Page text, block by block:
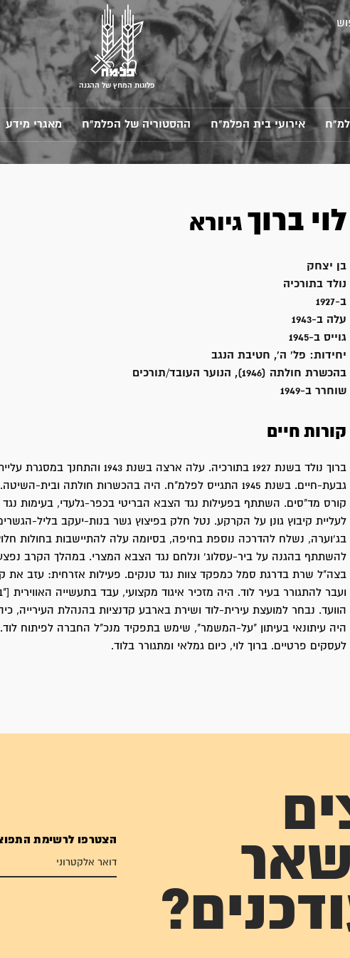
פלוגות המחץ של ההגנה
אירועי בית הפלמ"ח ההסטוריה של הפלמ"ח מאגרי מידע
לוי ברוך גיורא
בן יצחק
נולד בתורכיה
ב-1927
עלה ב-1943
גוייס ב-1945
יחידות: פל' ה', חטיבת הנגב
בהכשרת חולתה (1946), הנוער העובד/תורכים
שוחרר ב-1949
קורות חיים
ברוך נולד בשנת 1927 בתורכיה. עלה ארצה בשנת
גבעת-חיים. בשנת 1945 התגייס לפלמ"ח. היה בהכשרות חולתה
קורס מד"סים. השתתף בפעילות נגד הצבא הבריטי בכפר-גלעדי, בעימות
לעליית קיבוץ גונן על הקרקע. נטל חלק בפיצוץ גשר בנות-יעקב בליל-
בג'וערה, נשלח להדרכה נוספת בחיפה, בסיומה עלה להתיישבות בחולות
להשתתף בהגנה על ביר-עסלוג' ונלחם נגד הצבא המצרי. במהלך הקרב
בצה"ל שרת בדרגת סמל כמפקד צוות נגד טנקים. פעילות אזרחית: עזב את
ועבר להתגורר בעיר לוד. היה מזכיר איגוד מקצועי, עבד בתעשייה
הוועד. נבחר למועצת עירית-לוד ושירת בארבע קדנציות בהנהלת העירייה,
היה עיתונאי בעיתון "על-המשמר", שימש בתפקיד מנכ"ל החברה לפיתוח
לעסקים פרטיים. ברוך לוי, כיום גמלאי ומתגורר בלוד.
הצטרפו לרשימת